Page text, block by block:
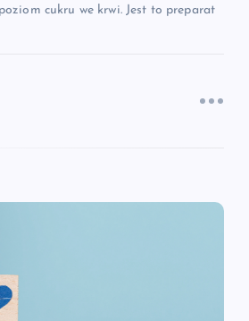
cukru we krwi. Jest to preparat